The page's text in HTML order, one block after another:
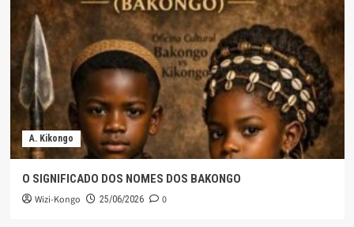
A. Kikongo
O SIGNIFICADO DOS NOMES DOS BAKONGO
Wizi-Kongo 25/06/2026 0